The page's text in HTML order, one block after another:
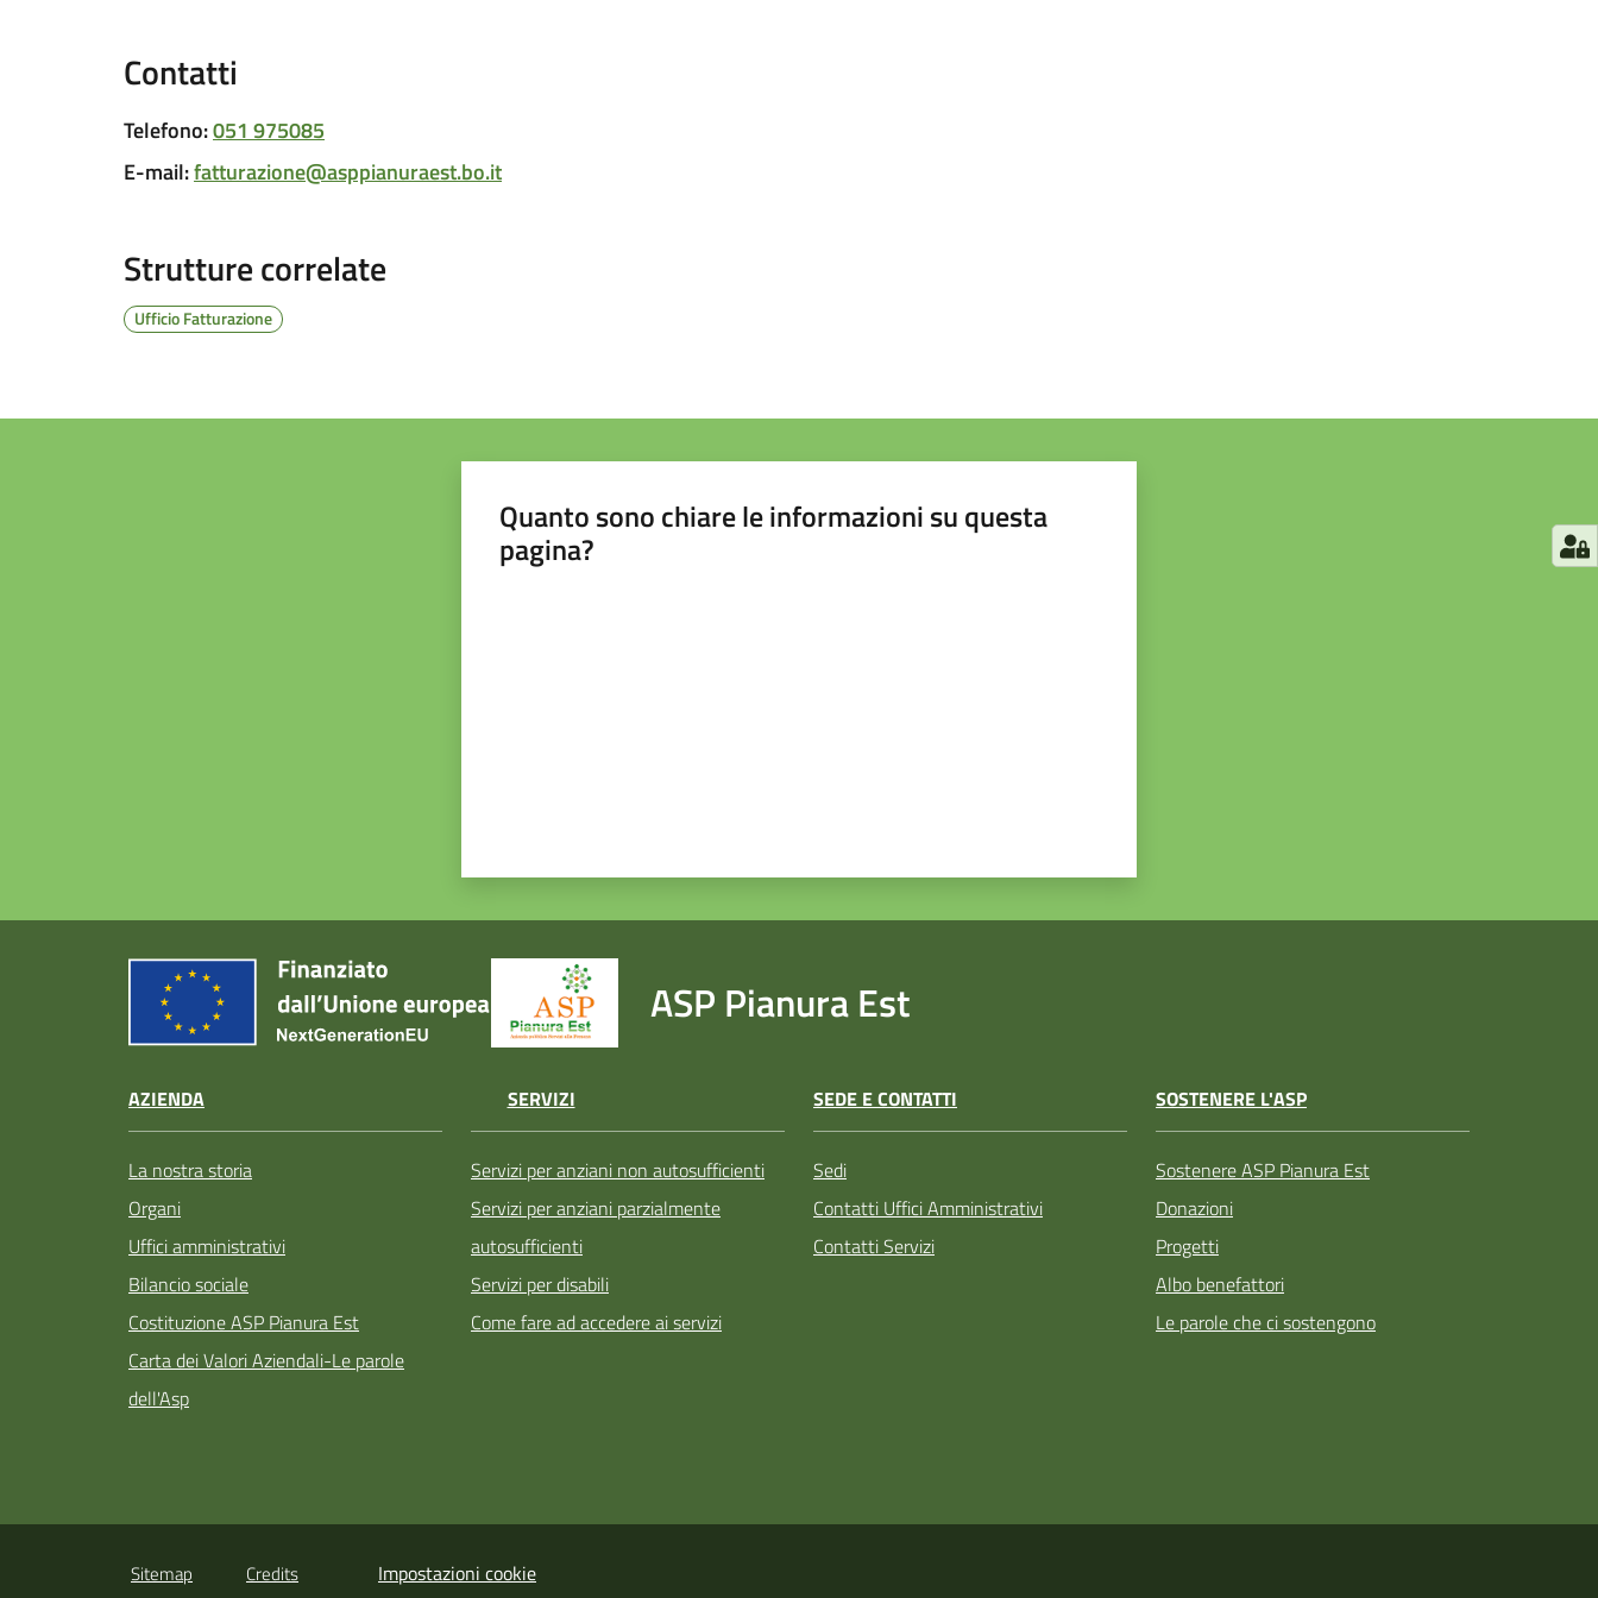
Contatti
Telefono:051 975085
E-mail:fatturazione@asppianuraest.bo.it
Strutture correlate
Ufficio Fatturazione
Quanto sono chiare le informazioni su questa
pagina?
ASP Pianura Est
AZIENDA
La nostra storia
Organi
Uffici amministrativi
Bilancio sociale
Costituzione ASP Pianura Est
Carta dei Valori Aziendali-Le parole
dell'Asp
SERVIZI
Servizi per anziani non autosufficienti
Servizi per anziani parzialmente
autosufficienti
Servizi per disabili
Come fare ad accedere ai servizi
SEDE E CONTATTI
Sedi
Contatti Uffici Amministrativi
Contatti Servizi
SOSTENERE L'ASP
Sostenere ASP Pianura Est
Donazioni
Progetti
Albo benefattori
Le parole che ci sostengono
Sitemap Credits Impostazioni cookie